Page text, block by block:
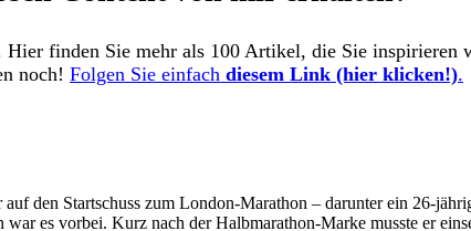
finden Sie mehr als 100 Artikel, die Sie inspirieren
noch! Folgen Sie einfach diesem Link (hier klicken!).
den Startschuss zum London-Marathon – darunter ein 26-
es vorbei. Kurz nach der Halbmarathon-Marke musste er